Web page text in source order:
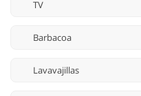
TV
Barbacoa
Lavavajillas